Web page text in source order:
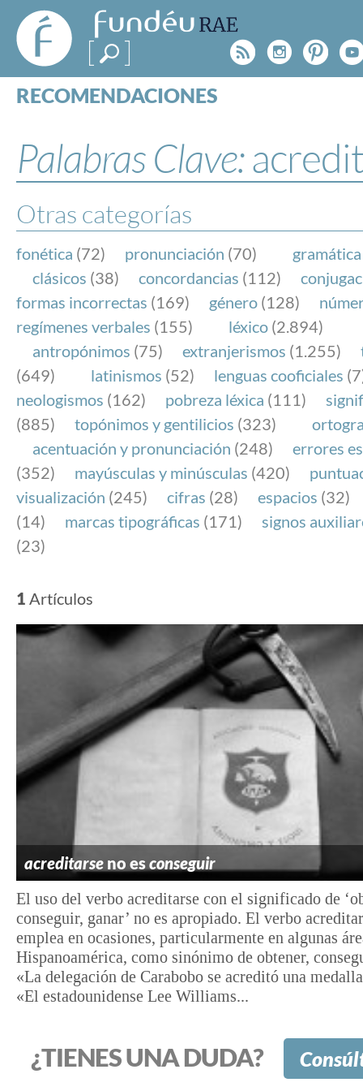
FundéuRAE
- Fundación
del Español
Urgente
Rss
RECOMENDACIONES
ESPECIALES
BLOG
NOTICIAS
SOBRE LA FUNDÉURAE
FundéuRAE es una fundación patrocinada por la
y la Real Academia Española, cuyo objetivo es
el buen uso del español en los medios de
Internet.
Palabras Clave:
Otras categorías
fonética (72) pronunciación (70) gramática
clásicos (38) concordancias (112)
formas incorrectas (169) género (128)
regímenes verbales (155) léxico (2.894)
antropónimos (75) extranjerismos (1.255)
(649)
latinismos (52) lenguas cooficiales
neologismos (162) pobreza léxica (111)
(885)
topónimos y gentilicios (323)
acentuación y pronunciación (248)
errores
(352)
mayúsculas y minúsculas (420)
visualización (245) cifras (28) espacios (32)
(14)
marcas tipográficas (171)
signos
(23)
1 Artículos
acreditarse no esconseguir
El uso del verbo acreditarse con el significado de
conseguir, ganar’ no es apropiado. El verbo
emplea en ocasiones, particularmente en algunas
Hispanoamérica, como sinónimo de obtener,
«La delegación de Carabobo se acreditó una
«El estadounidense Lee Williams...
¿TIENES UNA DUDA?